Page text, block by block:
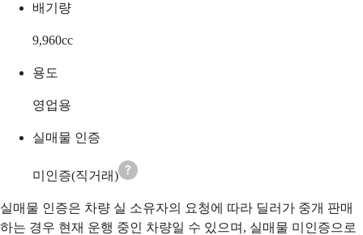
배기량
9,960cc
용도
영업용
실매물 인증
미인증(직거래)
실매물 인증은 차량 실 소유자의 요청에 따라 딜러가 중개 판매
하는 경우 현재 운행 중인 차량일 수 있으며, 실매물 미인증으로